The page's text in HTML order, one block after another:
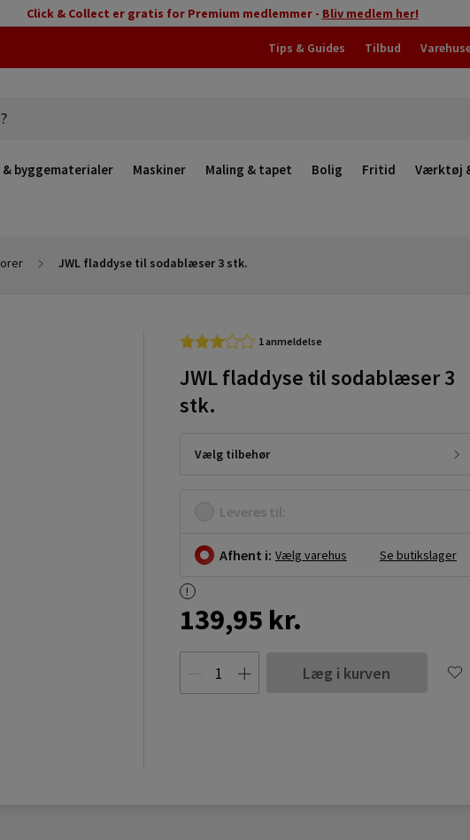
Click & Collect er gratis for Premium medlemmer - Bliv medlem her!
Tips & Guides Tilbud
byggematerialer Maskiner Maling & tapet Bolig Fritid Værktøj
JWL fladdyse til sodablæser 3 stk.
1 anmeldelse
JWL fladdyse til sodablæser 3
stk.
Vælg tilbehør
Leveres til:
Afhent i: Vælg varehus Se butikslager
139,95 kr.
Læg i kurven